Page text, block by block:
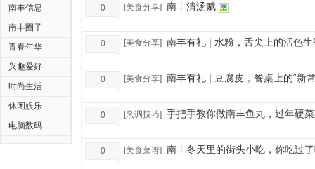
南丰信息
南丰圈子
青春年华
兴趣爱好
时尚生活
休闲娱乐
电脑数码
0 [美食分享] 南丰清汤赋
0 [美食分享] 南丰有礼 | 水粉，舌尖上的活色生
0 [美食分享] 南丰有礼 | 豆腐皮，餐桌上的“新
0 [烹调技巧] 手把手教你做南丰鱼丸，过年硬
0 [美食菜谱] 南丰冬天里的街头小吃，你吃过